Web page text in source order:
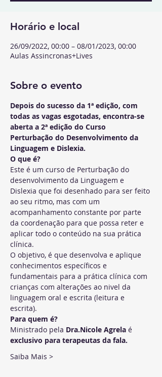
Horário e local
26/09/2022, 00:00 – 08/01/2023, 00:00
Aulas Assincronas+Lives
Sobre o evento
Depois do sucesso da 1ª edição, com
todas as vagas esgotadas, encontra-se
aberta a 2ª edição do Curso
Perturbação do Desenvolvimento da
Linguagem e Dislexia.
O que é?
Este é um curso de Perturbação do
desenvolvimento da Linguagem e
Dislexia que foi desenhado para ser feito
ao seu ritmo, mas com um
acompanhamento constante por parte
da coordenação para que possa reter e
aplicar todo o conteúdo na sua prática
clínica.
O objetivo, é que desenvolva e aplique
conhecimentos específicos e
fundamentais para a prática clínica com
crianças com alterações ao nivel da
linguagem oral e escrita (leitura e
escrita).
Para quem é?
Ministrado pela Dra.Nicole Agrela é
exclusivo para terapeutas da fala.
Saiba Mais >